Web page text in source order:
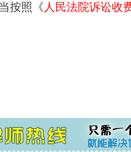
按照《 人民法院诉讼收